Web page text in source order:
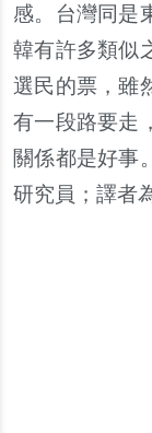
感。台灣同是
韓有許多類似
選民的票，雖
有一段路要走
關係都是好事
研究員；譯者